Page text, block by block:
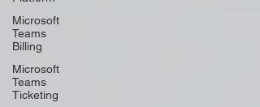
Microsoft
Teams
Billing
Microsoft
Teams
Ticketing